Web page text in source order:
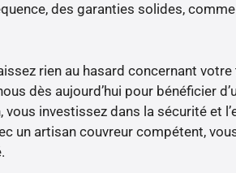
des garanties solides,
rien au hasard concernant
dès aujourd’hui pour bénéficier
vous investissez dans la sécurité et
un artisan couvreur compétent,